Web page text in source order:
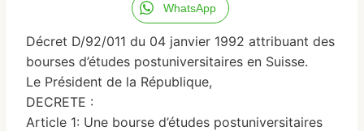
WhatsApp
Décret D/92/011 du 04 janvier 1992 attribuant des
bourses d’études postuniversitaires en Suisse.
Le Président de la République,
DECRETE :
Article 1: Une bourse d’études postuniversitaires